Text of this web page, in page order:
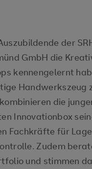
der
GmbH die
kennengelernt
Handwerkszeug
die
Innovationbox
Fachkräfte für
Zudem
und stimmen